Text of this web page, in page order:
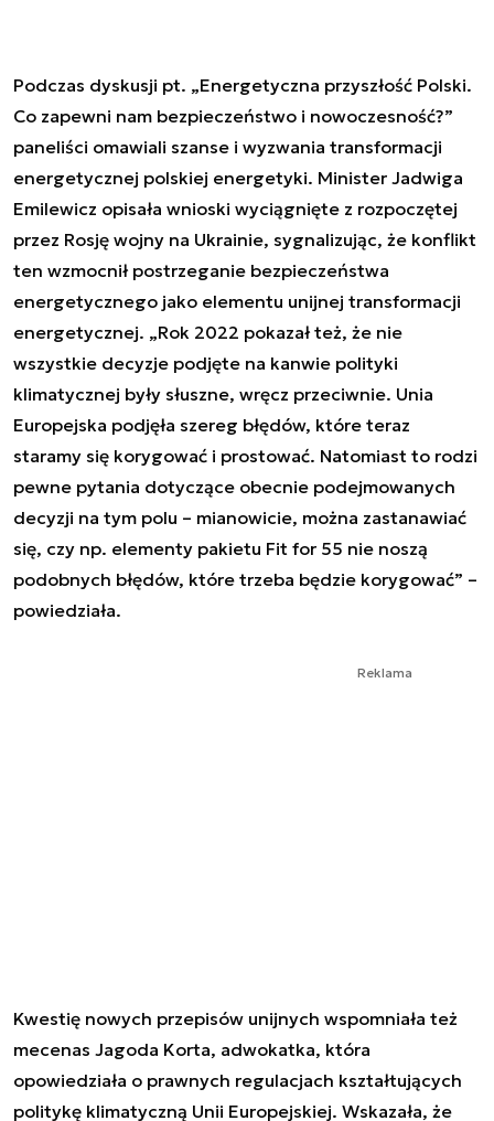
Podczas dyskusji pt. „Energetyczna przyszłość Polski.
Co zapewni nam bezpieczeństwo i nowoczesność?”
paneliści omawiali szanse i wyzwania transformacji
energetycznej polskiej energetyki. Minister Jadwiga
Emilewicz opisała wnioski wyciągnięte z rozpoczętej
przez Rosję wojny na Ukrainie, sygnalizując, że konflikt
ten wzmocnił postrzeganie bezpieczeństwa
energetycznego jako elementu unijnej transformacji
energetycznej. „Rok 2022 pokazał też, że nie
wszystkie decyzje podjęte na kanwie polityki
klimatycznej były słuszne, wręcz przeciwnie. Unia
Europejska podjęła szereg błędów, które teraz
staramy się korygować i prostować. Natomiast to rodzi
pewne pytania dotyczące obecnie podejmowanych
decyzji na tym polu – mianowicie, można zastanawiać
się, czy np. elementy pakietu Fit for 55 nie noszą
podobnych błędów, które trzeba będzie korygować” –
powiedziała.
Reklama
Kwestię nowych przepisów unijnych wspomniała też
mecenas Jagoda Korta, adwokatka, która
opowiedziała o prawnych regulacjach kształtujących
politykę klimatyczną Unii Europejskiej. Wskazała, że